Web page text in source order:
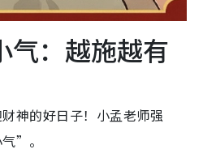
气：越施越有
神的好日子！小孟老师强
”。